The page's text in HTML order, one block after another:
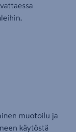
muotoilu ja
käytöstä